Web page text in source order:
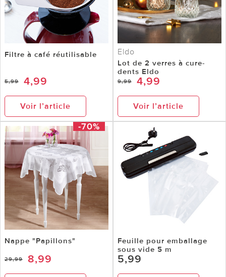
Filtre à café réutilisable
5,99 4,99
Voir l’article
Eldo
Lot de 2 verres à cure-
dents Eldo
9,99 4,99
Voir l’article
-70%
Nappe "Papillons"
29,99 8,99
Feuille pour emballage
sous vide 5 m
5,99